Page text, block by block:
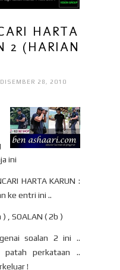
HARTA
2 (HARIAN
28, 2010
ini
HARTA KARUN :
ke entri ini ..
) , SOALAN ( 2b )
soalan 2 ini ..
patah perkataan ..
!